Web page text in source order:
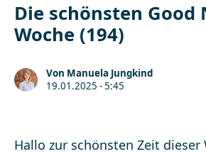
Die schönsten Good
Woche (194)
Von Manuela Jungkind
19.01.2025 - 5:45
Hallo zur schönsten Zeit dieser